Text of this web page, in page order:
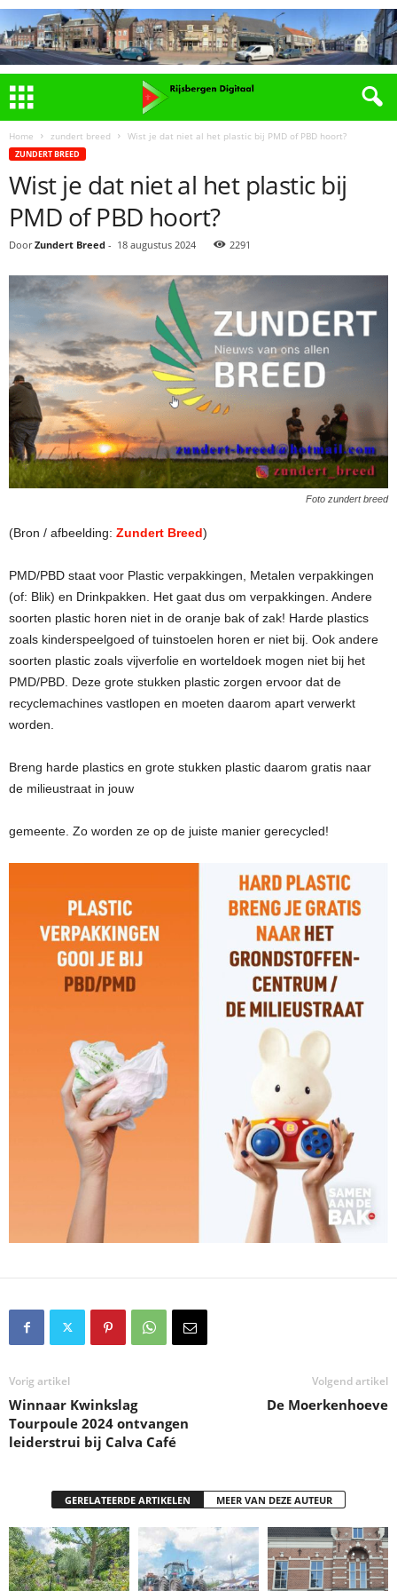
Home zundert breed Wist je dat niet al het plastic bij PMD of PBD hoort?
ZUNDERT BREED
Wist je dat niet al het plastic bij
PMD of PBD hoort?
Door Zundert Breed - 18 augustus 2024 2291
Foto zundert breed
(Bron / afbeelding: Zundert Breed)
PMD/PBD staat voor Plastic verpakkingen, Metalen verpakkingen
(of: Blik) en Drinkpakken. Het gaat dus om verpakkingen. Andere
soorten plastic horen niet in de oranje bak of zak! Harde plastics
zoals kinderspeelgoed of tuinstoelen horen er niet bij. Ook andere
soorten plastic zoals vijverfolie en worteldoek mogen niet bij het
PMD/PBD. Deze grote stukken plastic zorgen ervoor dat de
recyclemachines vastlopen en moeten daarom apart verwerkt
worden.
Breng harde plastics en grote stukken plastic daarom gratis naar
de milieustraat in jouw
gemeente. Zo worden ze op de juiste manier gerecycled!
Vorig artikel
Winnaar Kwinkslag
Tourpoule 2024 ontvangen
leiderstrui bij Calva Café
Volgend artikel
De Moerkenhoeve
GERELATEERDE ARTIKELEN MEER VAN DEZE AUTEUR